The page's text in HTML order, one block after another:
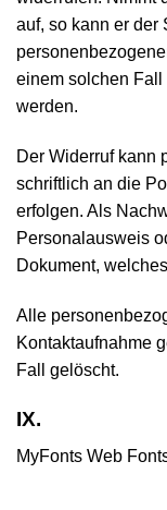
auf, so kann er der
einem solchen Fall
werden.
Der Widerruf kann
schriftlich an die
erfolgen. Als
Personalausweis
Dokument,
Alle
Kontaktaufnahme
Fall gelöscht.
IX.
MyFonts Web